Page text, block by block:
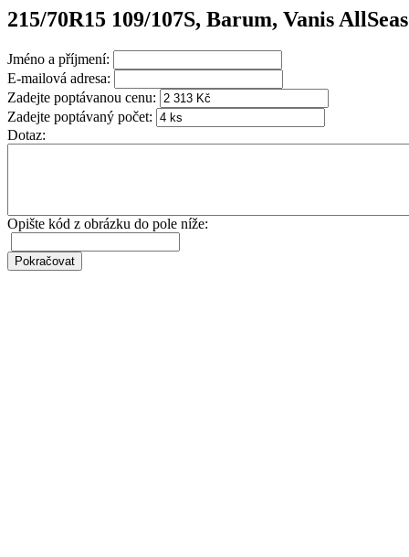
215/70R15 109/107S, Barum, Vanis
Jméno a příjmení:
E-mailová adresa:
Zadejte poptávanou cenu:
Zadejte poptávaný počet:
Dotaz:
Opište kód z obrázku do pole níže: